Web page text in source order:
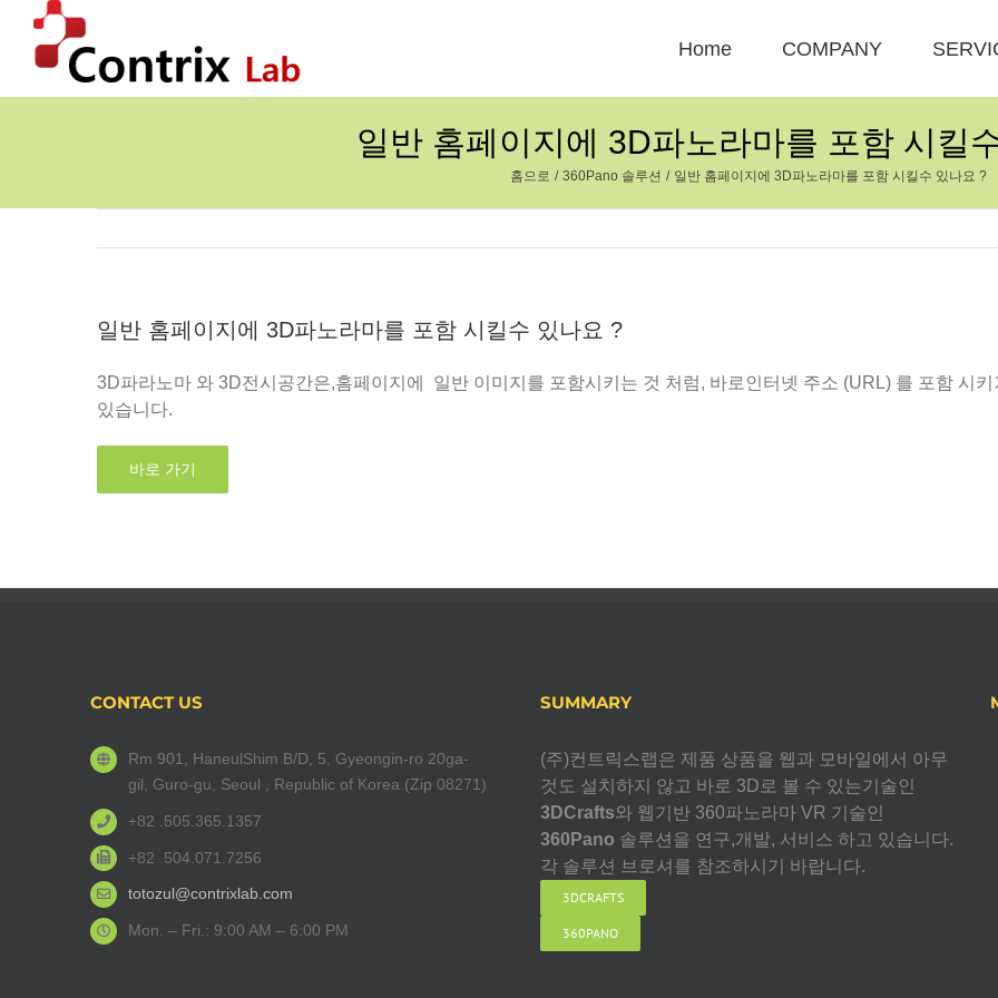
Home COMPANY
일반 홈페이지에 3D파노라마를 포함 시킬
홈으로 360Pano 솔루션 일반 홈페이지에 3D파노라마를 포함 시킬수 있나요 ?
일반 홈페이지에 3D파노라마를 포함 시킬수 있나요 ?
3D파라노마 와 3D전시공간은,홈페이지에 일반 이미지를 포함시키는 것 처럼, 바로인터넷 주소 (URL) 를 포함 시
있습니다.
바로 가기
CONTACT US
Rm 901, HaneulShim B/D, 5, Gyeongin-ro 20ga-
gil, Guro-gu, Seoul , Republic of Korea.(Zip 08271)
+82 .505.365.1357
+82 .504.071.7256
totozul@contrixlab.com
Mon. – Fri.: 9:00 AM – 6:00 PM
SUMMARY
(주)컨트릭스랩은 제품 상품을 웹과 모바일에서 아무
것도 설치하지 않고 바로 3D로 볼 수 있는기술인
3DCrafts와 웹기반 360파노라마 VR 기술인
360Pano 솔루션을 연구,개발, 서비스 하고 있습니다.
각 솔루션 브로셔를 참조하시기 바랍니다.
3DCRAFTS
360PANO